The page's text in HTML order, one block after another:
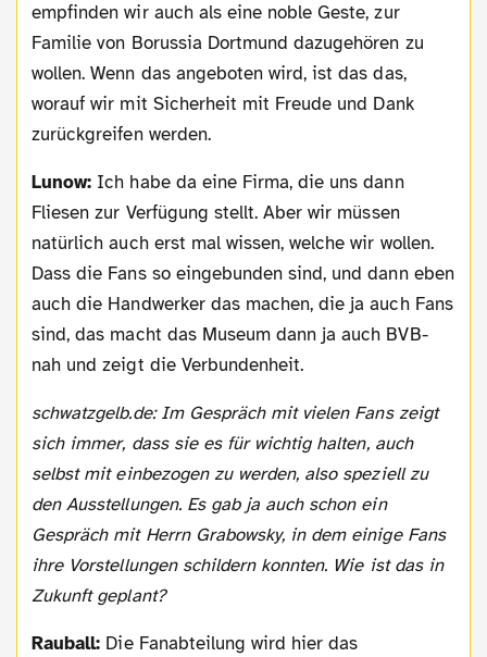
empfinden wir auch als eine noble Geste, zur
Familie von Borussia Dortmund dazugehören zu
wollen. Wenn das angeboten wird, ist das das,
worauf wir mit Sicherheit mit Freude und Dank
zurückgreifen werden.
Lunow: Ich habe da eine Firma, die uns dann
Fliesen zur Verfügung stellt. Aber wir müssen
natürlich auch erst mal wissen, welche wir wollen.
Dass die Fans so eingebunden sind, und dann eben
auch die Handwerker das machen, die ja auch Fans
sind, das macht das Museum dann ja auch BVB-
nah und zeigt die Verbundenheit.
schwatzgelb.de: Im Gespräch mit vielen Fans zeigt
sich immer, dass sie es für wichtig halten, auch
selbst mit einbezogen zu werden, also speziell zu
den Ausstellungen. Es gab ja auch schon ein
Gespräch mit Herrn Grabowsky, in dem einige Fans
ihre Vorstellungen schildern konnten. Wie ist das in
Zukunft geplant?
Rauball: Die Fanabteilung wird hier das